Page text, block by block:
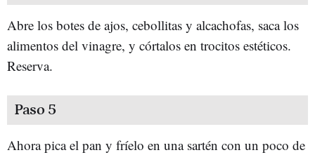
Abre los botes de ajos, cebollitas y alcachofas, saca los
alimentos del vinagre, y córtalos en trocitos estéticos.
Reserva.
Paso 5
Ahora pica el pan y fríelo en una sartén con un poco de